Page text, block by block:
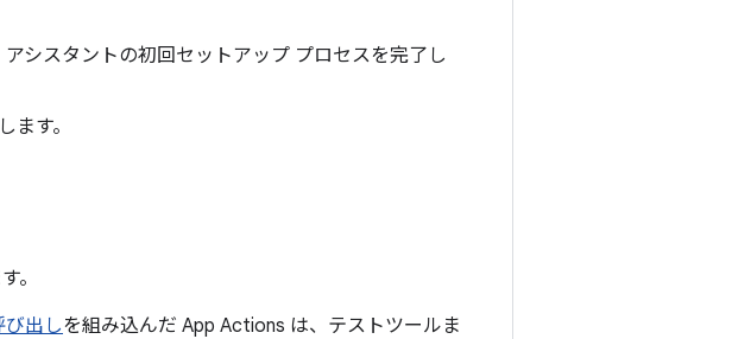
シスタントの初回セットアップ プロセスを完了し
ます。
。
出しを組み込んだ App Actions は、テストツールま